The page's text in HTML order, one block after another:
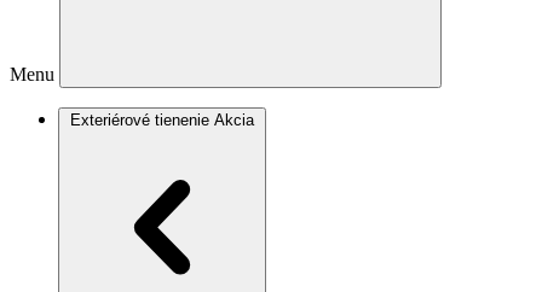
Menu
Exteriérové tienenie Akcia